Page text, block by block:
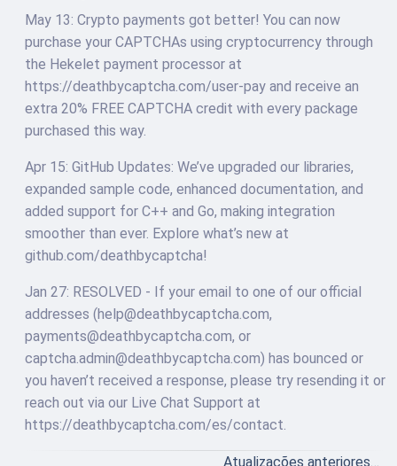
May 13: Crypto payments got better! You can now
purchase your CAPTCHAs using cryptocurrency through
the Hekelet payment processor at
https://deathbycaptcha.com/user-pay and receive an
extra 20% FREE CAPTCHA credit with every package
purchased this way.
Apr 15: GitHub Updates: We’ve upgraded our libraries,
expanded sample code, enhanced documentation, and
added support for C++ and Go, making integration
smoother than ever. Explore what’s new at
github.com/deathbycaptcha!
Jan 27: RESOLVED - If your email to one of our official
addresses (help@deathbycaptcha.com,
payments@deathbycaptcha.com, or
captcha.admin@deathbycaptcha.com) has bounced or
you haven’t received a response, please try resending it or
reach out via our Live Chat Support at
https://deathbycaptcha.com/es/contact.
Atualizações anteriores…